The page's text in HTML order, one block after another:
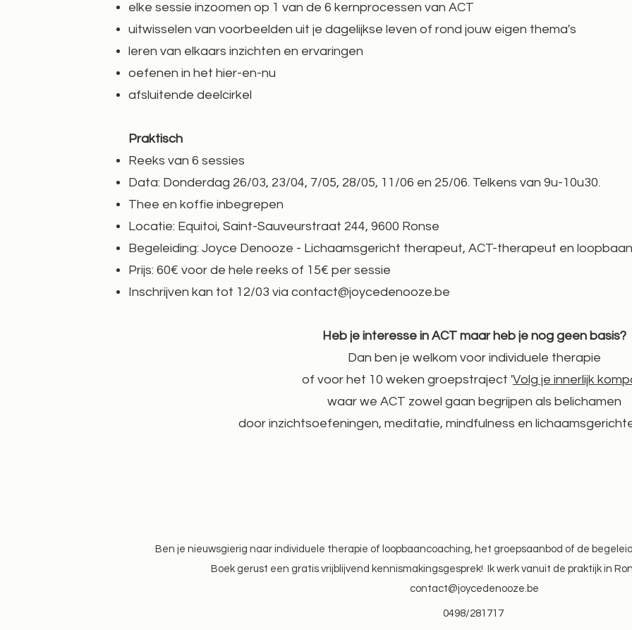
elke sessie inzoomen op 1 van de 6 kernprocessen van ACT
uitwisselen van voorbeelden uit je dagelijkse leven of rond jouw eigen thema's
leren van elkaars inzichten en ervaringen
oefenen in het hier-en-nu
afsluitende deelcirkel
Praktisch
Reeks van 6 sessies
Data: Donderdag 26/03, 23/04, 7/05, 28/05, 11/06 en 25/06. Telkens van 9u-10u30.
Thee en koffie inbegrepen
Locatie: Equitoi, Saint-Sauveurstraat 244, 9600 Ronse
Begeleiding: Joyce Denooze - Lichaamsgericht therapeut, ACT-therapeut en
Prijs: 60€ voor de hele reeks of 15€ per sessie
Inschrijven kan tot 12/03 via contact@joycedenooze.be
Heb je interesse in ACT maar heb je nog geen basis?
Dan ben je welkom voor individuele therapie
of voor het 10 weken groepstraject 'Volg je innerlijk
waar we ACT zowel gaan begrijpen als belichamen
door inzichtsoefeningen, meditatie, mindfulness en
Ben je nieuwsgierig naar individuele therapie of loopbaancoaching, het groepsaanbod of de
Boek gerust een gratis vrijblijvend kennismakingsgesprek! Ik werk vanuit de praktijk in
contact@joycedenooze.be
0498/281717